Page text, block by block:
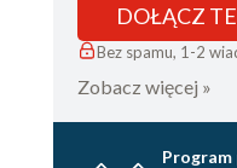
DOŁĄCZ
Bez spamu, 1-2
Zobacz więcej »